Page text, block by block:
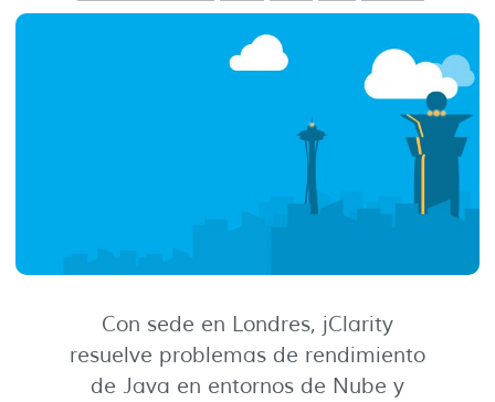
Con sede en Londres, jClarity
resuelve problemas de rendimiento
de Java en entornos de Nube y